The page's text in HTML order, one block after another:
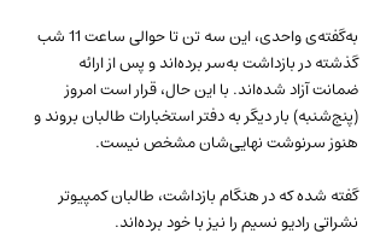
به‌گفته‌ی واحدی، این سه تن تا حوالی ساعت 11 شب
گذشته در بازداشت به‌سر برده‌اند و پس از ارائه
ضمانت آزاد شده‌اند. با این حال، قرار است امروز
(پنج‌شنبه) بار دیگر به دفتر استخبارات طالبان بروند و
هنوز سرنوشت نهایی‌شان مشخص نیست.
گفته شده که در هنگام بازداشت، طالبان کمپیوتر
نشراتی رادیو نسیم را نیز با خود برده‌اند.